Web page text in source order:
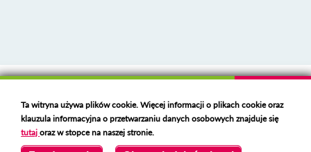
Deklaracja dostępności
Polski serwer RBLhttps://polspam.pl/
Copyright 2023 Urząd Miejski w Opolu Lubelskim
Ta witryna używa plików cookie. Więcej informacji o plikach cookie oraz
klauzula informacyjna o przetwarzaniu danych osobowych znajduje się
tutajoraz w stopce na naszej stronie.